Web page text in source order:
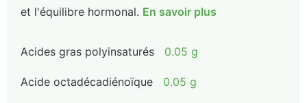
et l'équilibre hormonal. En savoir plus
Acides gras polyinsaturés 0.05 g
Acide octadécadiénoïque 0.05 g